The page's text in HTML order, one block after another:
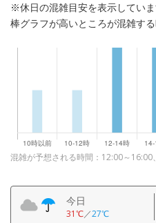
※休日の混雑目安を表示していま
棒グラフが高いところが混雑する
混雑が予想される時間：12:00～16:00
今日
31℃／27℃